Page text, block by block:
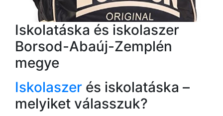
Iskolatáska és iskolaszer
Borsod-Abaúj-Zemplén
megye
Iskolaszer és iskolatáska –
melyiket válasszuk?